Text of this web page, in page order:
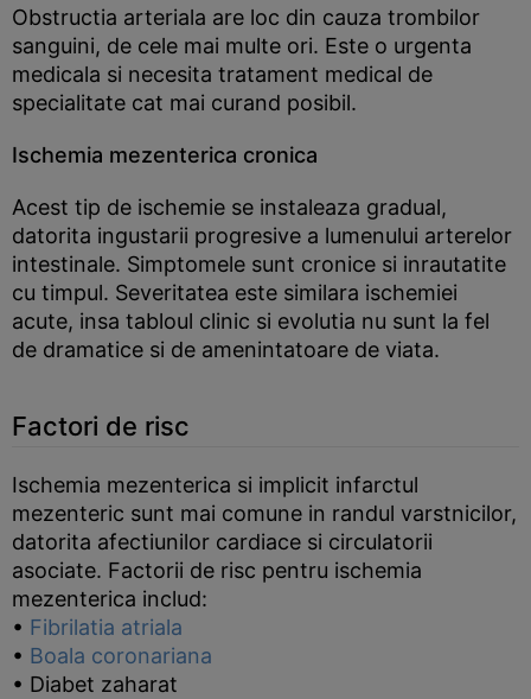
Obstructia arteriala are loc din cauza trombilor
sanguini, de cele mai multe ori. Este o urgenta
medicala si necesita tratament medical de
specialitate cat mai curand posibil.
Ischemia mezenterica cronica
Acest tip de ischemie se instaleaza gradual,
datorita ingustarii progresive a lumenului arterelor
intestinale. Simptomele sunt cronice si inrautatite
cu timpul. Severitatea este similara ischemiei
acute, insa tabloul clinic si evolutia nu sunt la fel
de dramatice si de amenintatoare de viata.
Factori de risc
Ischemia mezenterica si implicit infarctul
mezenteric sunt mai comune in randul varstnicilor,
datorita afectiunilor cardiace si circulatorii
asociate. Factorii de risc pentru ischemia
mezenterica includ:
• Fibrilatia atriala
• Boala coronariana
• Diabet zaharat